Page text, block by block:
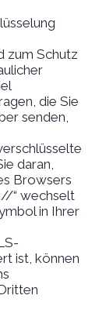
zum Schutz
die Sie
senden,
daran,
Browsers
“ wechselt
in Ihrer
ist, können